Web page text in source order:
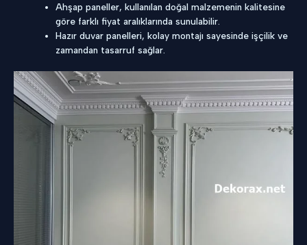
Ahşap paneller, kullanılan doğal malzemenin kalitesine
göre farklı fiyat aralıklarında sunulabilir.
Hazır duvar panelleri, kolay montajı sayesinde işçilik ve
zamandan tasarruf sağlar.